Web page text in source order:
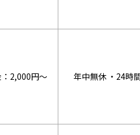
2,000円～ 年中無休 ・24時